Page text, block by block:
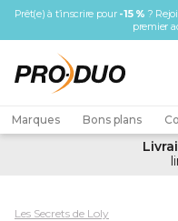
Prêt(e) à t’inscrire pour -15 % ?
premier
Marques Bons plans
Les Secrets de Loly